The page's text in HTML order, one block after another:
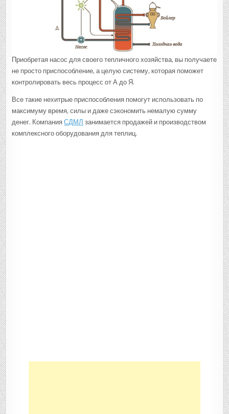
Приобретая насос для своего тепличного хозяйства, вы получаете
не просто приспособление, а целую систему, которая поможет
контролировать весь процесс от А до Я.
Все такие нехитрые приспособления помогут использовать по
максимуму время, силы и даже сэкономить немалую сумму
денег. КомпанияСДМЛ занимается продажей и производством
комплексного оборудования для теплиц.